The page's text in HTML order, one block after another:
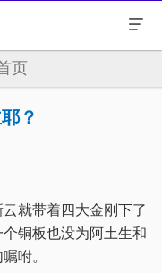
页
？
就带着四大金刚下了
铜板也没为阿土生和
咐。